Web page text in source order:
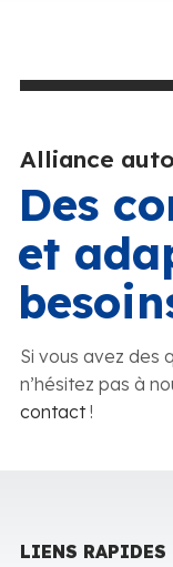
Alliance auto
Des
et
Si vous avez des
n’hésitez pas à
contact!
LIENS RAPIDES